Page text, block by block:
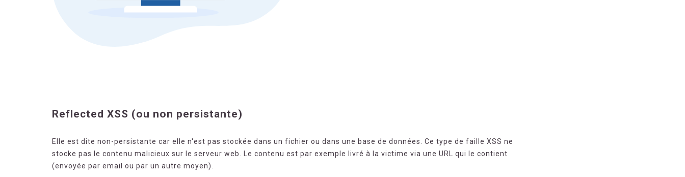
Reflected XSS (ou non persistante)
Elle est dite non-persistante car elle n'est pas stockée dans un fichier ou dans une base de données. Ce type de faille XSS ne
stocke pas le contenu malicieux sur le serveur web. Le contenu est par exemple livré à la victime via une URL qui le contient
(envoyée par email ou par un autre moyen).